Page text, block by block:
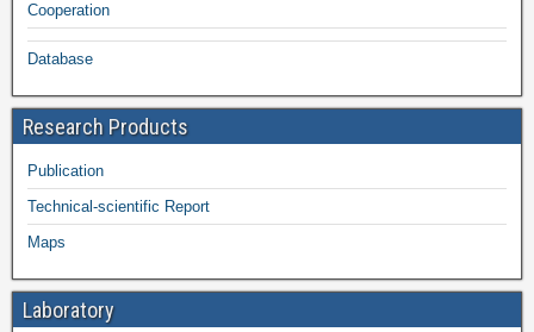
Cooperation
Database
Research Products
Publication
Technical-scientific Report
Maps
Laboratory